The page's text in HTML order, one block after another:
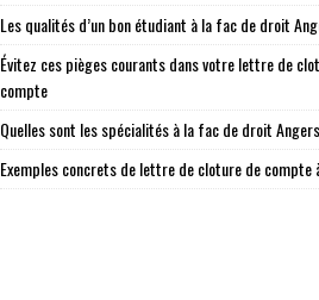
Les qualités d’un bon étudiant à la fac de droit
Évitez ces pièges courants dans votre lettre de
compte
Quelles sont les spécialités à la fac de droit Angers
Exemples concrets de lettre de cloture de compte